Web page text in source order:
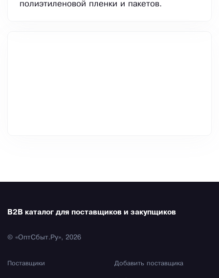
полиэтиленовой пленки и пакетов.
B2B каталог для поставщиков и закупщиков
© «ОптСбыт.Ру», 2026
Поставщики Добавить поставщика